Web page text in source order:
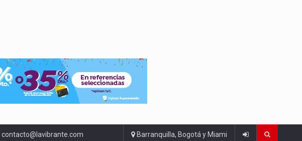
contacto@lavibrante.com Barranquilla, Bogotá y Miami